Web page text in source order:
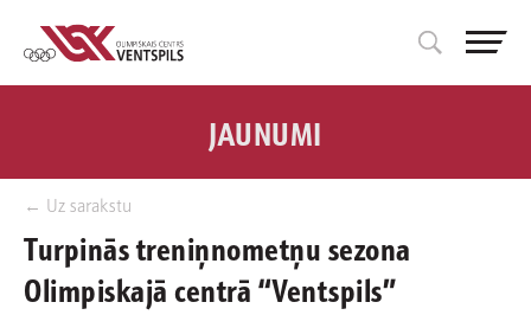
← Uz sarakstu
JAUNUMI
Turpinās treniņnometņu sezona
Olimpiskajā centrā “Ventspils”